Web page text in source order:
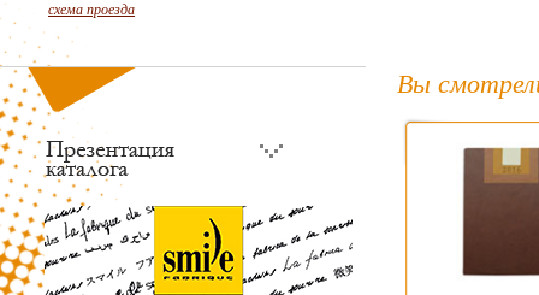
схема проезда
Вы